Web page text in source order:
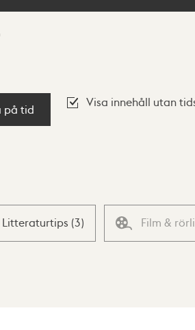
på tid
Visa innehåll utan
Litteraturtips (3) Film &